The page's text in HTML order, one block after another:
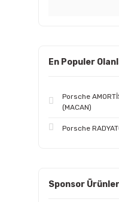
HELLA (20)
FERODO (19)
VİCTOR REİNZ
En Populer
Porsche
(MACAN)
Porsche
Sponsor Ürünler